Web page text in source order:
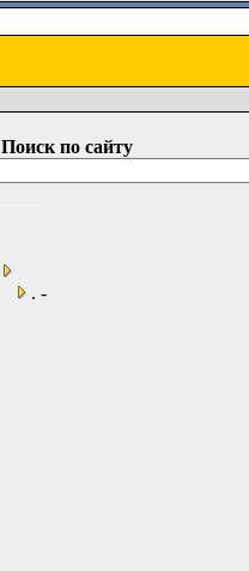
Поиск по сайту
. -